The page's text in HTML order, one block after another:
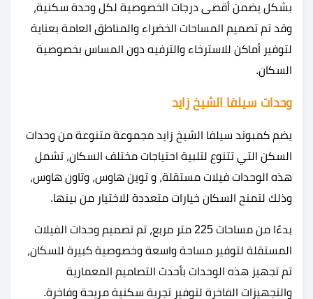
بشكل يضمن أقصى درجات الخصوصية لكل وحدة سكنية،
وقد تم تصميم المساحات الخضراء والمناطق العامة بعناية
لتوفير أماكن للاسترخاء والترفيه دون المساس بخصوصية
السكان.
وحدات سيلفا الشيخ زايد
يضم كمبوند سيلفا الشيخ زايد مجموعة متنوعة من وحدات
السكن التي تتنوع لتلبية احتياجات مختلف السكان، تشمل
هذه الوحدات فيلات مستقلة، و توين هاوس، وتاون هاوس،
وذلك لتمنح السكان خيارات متعددة للاختيار من بينها.
بدءًا من مساحات 225 متر مربع، تم تصميم وحدات الفيلات
المستقلة لتوفير مساحة واسعة وخصوصية كبيرة للسكان،
تم تجهيز هذه الوحدات بأحدث التصاميم المعمارية
والتجهيزات الفاخرة لتوفير تجربة سكنية مريحة وفاخرة.